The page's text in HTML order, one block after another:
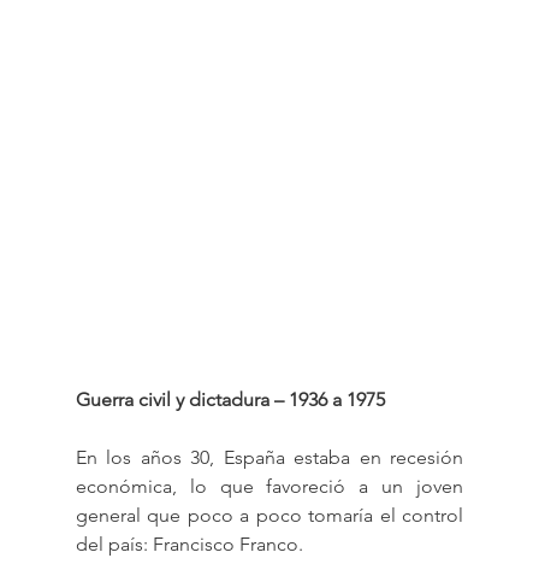
Guerra civil y dictadura – 1936 a 1975
En los años 30, España estaba en recesión
económica, lo que favoreció a un joven
general que poco a poco tomaría el control
del país: Francisco Franco.